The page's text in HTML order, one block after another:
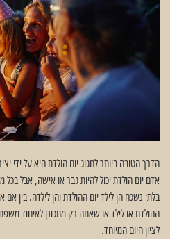
הדרך הטובה ביותר לחגוג יום הולדת היא על ידי
אדם יום הולדת יכול להיות גבר או אישה, אבל
בלתי נשכח הן לילד יום ההולדת והן לילדה. בין
ההולדת או לילד או שאתה רק מתכונן לאיחוד
לציון היום המיוחד.